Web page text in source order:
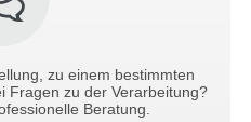
zu einem bestimmten
Fragen zu der Verarbeitung?
Beratung.